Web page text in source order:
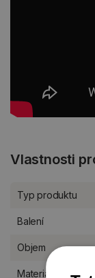
Vlastnosti
Typ produktu
Balení
Objem
Materiál